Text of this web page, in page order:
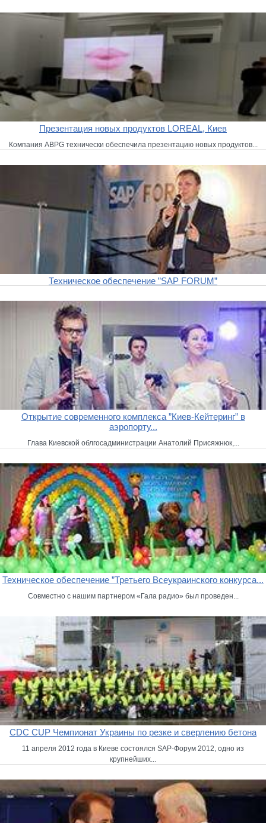
Презентация новых продуктов LOREAL, Киев
Компания ABPG технически обеспечила презентацию новых продуктов...
Техническое обеспечение ”SAP FORUM”
Открытие современного комплекса ”Киев-Кейтеринг” в
аэропорту...
Глава Киевской облгосадминистрации Анатолий Присяжнюк,...
Техническое обеспечение ”Третьего Всеукраинского конкурса...
Совместно с нашим партнером «Гала радио» был проведен...
CDC CUP Чемпионат Украины по резке и сверлению бетона
11 апреля 2012 года в Киеве состоялся SAP-Форум 2012, одно из
крупнейших...